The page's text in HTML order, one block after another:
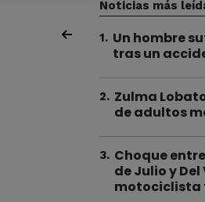
Noticias más
1. Un hombre
tras un
2. Zulma
de adultos
3. Choque
de Julio y Del
motociclista